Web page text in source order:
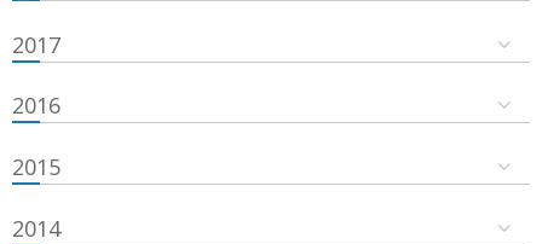
2017
2016
2015
2014